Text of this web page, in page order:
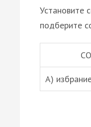
Установите
подберите
A)